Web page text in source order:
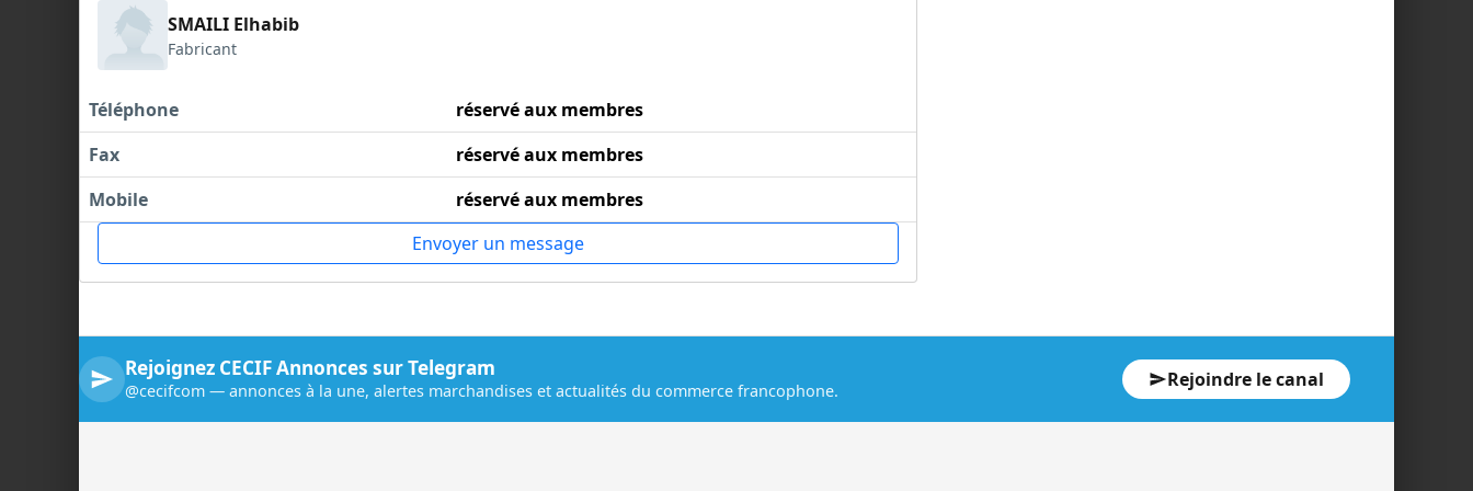
SMAILI Elhabib
Fabricant
Téléphone
réservé aux membres
Fax
réservé aux membres
Mobile
réservé aux membres
Envoyer un message
Rejoignez CECIF Annonces sur Telegram
@cecifcom — annonces à la une, alertes marchandises et actualités du commerce francophone. Rejoindre le canal